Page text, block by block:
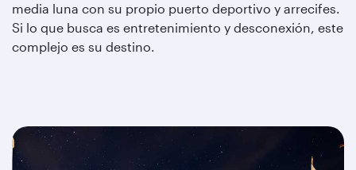
media luna con su propio puerto deportivo y arrecifes.
Si lo que busca es entretenimiento y desconexión, este
complejo es su destino.